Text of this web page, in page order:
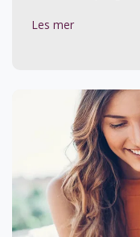
Les mer